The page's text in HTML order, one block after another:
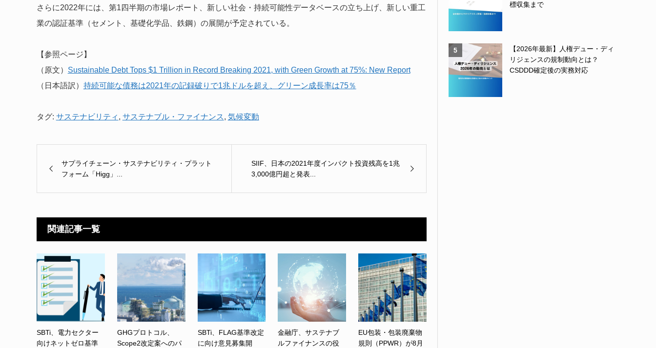
さらに2022年には、第1四半期の市場レポート、新しい社会・持続可能性データベースの立ち上げ、新しい重工
業の認証基準（セメント、基礎化学品、鉄鋼）の展開が予定されている。
【参照ページ】
（原文） Sustainable Debt Tops $1 Trillion in Record Breaking 2021, with Green Growth at 75%: New Report
（日本語訳） 持続可能な債務は2021年の記録破りで1兆ドルを超え、グリーン成長率は75％
タグ: サステナビリティ , サステナブル・ファイナンス, 気候変動
サプライチェーン・サステナビリティ・プラット
フォーム「Higg」...
SIIF、日本の2021年度インパクト投資残高を1兆
3,000億円超と発表...
関連記事一覧
SBTi、電力セクター
向けネットゼロ基準
GHGプロトコル、
Scope2改定案へのパ
SBTi、FLAG基準改定
に向け意見募集開
金融庁、サステナブ
ルファイナンスの役
EU包装・包装廃棄物
規則（PPWR）が8月
標収集まで
5
【2026年最新】人権デュー・ディ
リジェンスの規制動向とは？
CSDDD確定後の実務対応